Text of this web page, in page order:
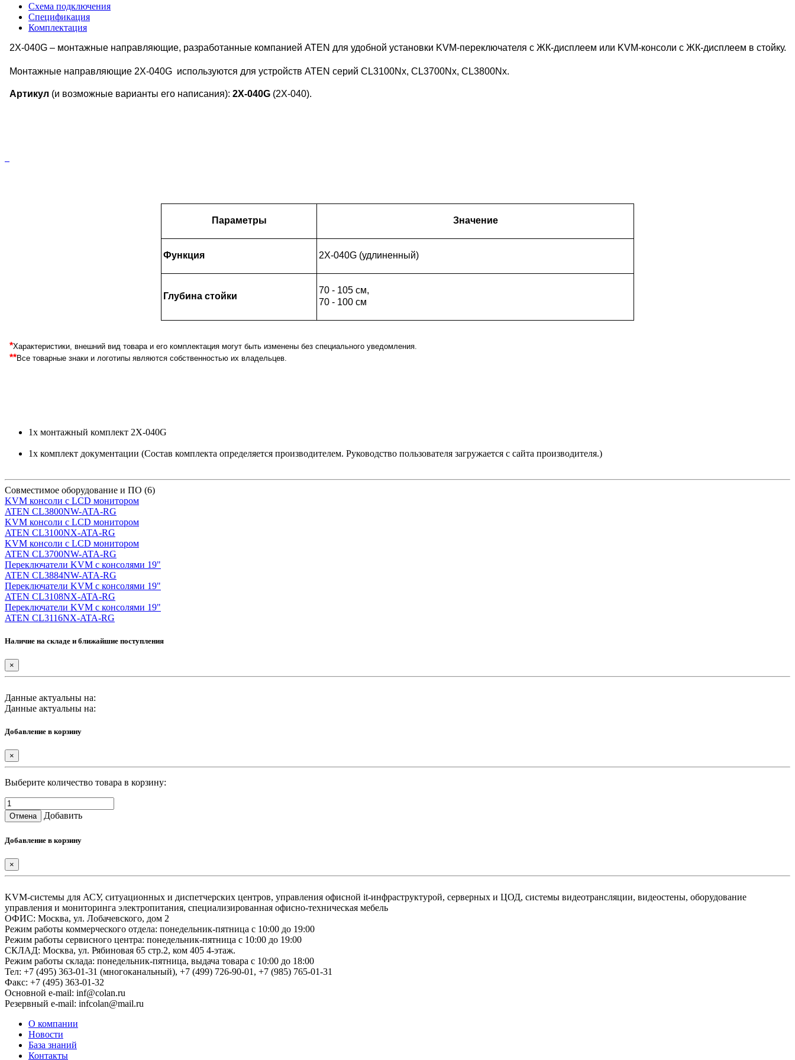
Схема подключения
Спецификация
Комплектация
2X-040G – монтажные направляющие, разработанные компанией ATEN для удобной установки KVM-переключателя с ЖК-дисплеем или KVM-консоли с ЖК-дисплеем в стойку.
Монтажные направляющие 2X-040G используются для устройств ATEN серий CL3100Nx, CL3700Nx, CL3800Nx.
Артикул (и возможные варианты его написания): 2X-040G (2X-040).
Параметры Значение
Функция 2X-040G (удлиненный)
Глубина стойки
70 - 105 см,
70 - 100 см
Характеристики, внешний вид товара и его комплектация могут быть изменены без специального уведомления.
Все товарные знаки и логотипы являются собственностью их владельцев.
1x монтажный комплект 2X-040G
1x комплект документации (Состав комплекта определяется производителем. Руководство пользователя загружается с сайта производителя.)
Совместимое оборудование и ПО (6)
KVM консоли с LCD монитором
ATEN CL3800NW-ATA-RG
KVM консоли с LCD монитором
ATEN CL3100NX-ATA-RG
KVM консоли с LCD монитором
ATEN CL3700NW-ATA-RG
Переключатели KVM с консолями 19"
ATEN CL3884NW-ATA-RG
Переключатели KVM с консолями 19"
ATEN CL3108NX-ATA-RG
Переключатели KVM с консолями 19"
×
Данные актуальны на:
×
×
KVM-системы для АСУ, ситуационных и диспетчерских центров, управления офисной it-инфраструктурой, серверных и ЦОД, системы видеотрансляции, видеостены, оборудование
управления и мониторинга электропитания, специализированная офисно-техническая мебель
ОФИС: Москва, ул. Лобачевского, дом 2
Режим работы коммерческого отдела: понедельник-пятница с 10:00 до 19:00
Режим работы сервисного центра: понедельник-пятница с 10:00 до 19:00
СКЛАД: Москва, ул. Рябиновая 65 стр.2, ком 405 4-этаж.
Режим работы склада: понедельник-пятница, выдача товара с 10:00 до 18:00
Тел: +7 (495) 363-01-31 (многоканальный), +7 (499) 726-90-01, +7 (985) 765-01-31
Факс: +7 (495) 363-01-32
Основной e-mail: inf@colan.ru
О компании
Новости
База знаний